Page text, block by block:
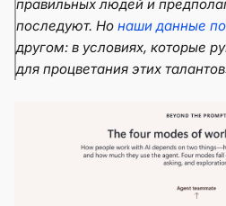
правильных людей и
последуют. Но наши данные
другом: в условиях, которые
для процветания этих